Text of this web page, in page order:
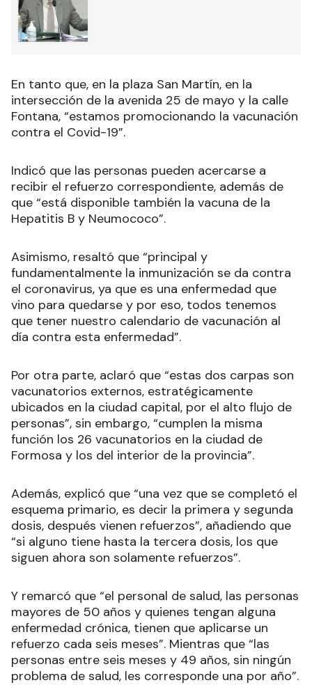
En tanto que, en la plaza San Martín, en la
intersección de la avenida 25 de mayo y la calle
Fontana, “estamos promocionando la vacunación
contra el Covid-19”.
Indicó que las personas pueden acercarse a
recibir el refuerzo correspondiente, además de
que “está disponible también la vacuna de la
Hepatitis B y Neumococo”.
Asimismo, resaltó que “principal y
fundamentalmente la inmunización se da contra
el coronavirus, ya que es una enfermedad que
vino para quedarse y por eso, todos tenemos
que tener nuestro calendario de vacunación al
día contra esta enfermedad”.
Por otra parte, aclaró que “estas dos carpas son
vacunatorios externos, estratégicamente
ubicados en la ciudad capital, por el alto flujo de
personas”, sin embargo, “cumplen la misma
función los 26 vacunatorios en la ciudad de
Formosa y los del interior de la provincia”.
Además, explicó que “una vez que se completó el
esquema primario, es decir la primera y segunda
dosis, después vienen refuerzos”, añadiendo que
“si alguno tiene hasta la tercera dosis, los que
siguen ahora son solamente refuerzos”.
Y remarcó que “el personal de salud, las personas
mayores de 50 años y quienes tengan alguna
enfermedad crónica, tienen que aplicarse un
refuerzo cada seis meses”. Mientras que “las
personas entre seis meses y 49 años, sin ningún
problema de salud, les corresponde una por año”.